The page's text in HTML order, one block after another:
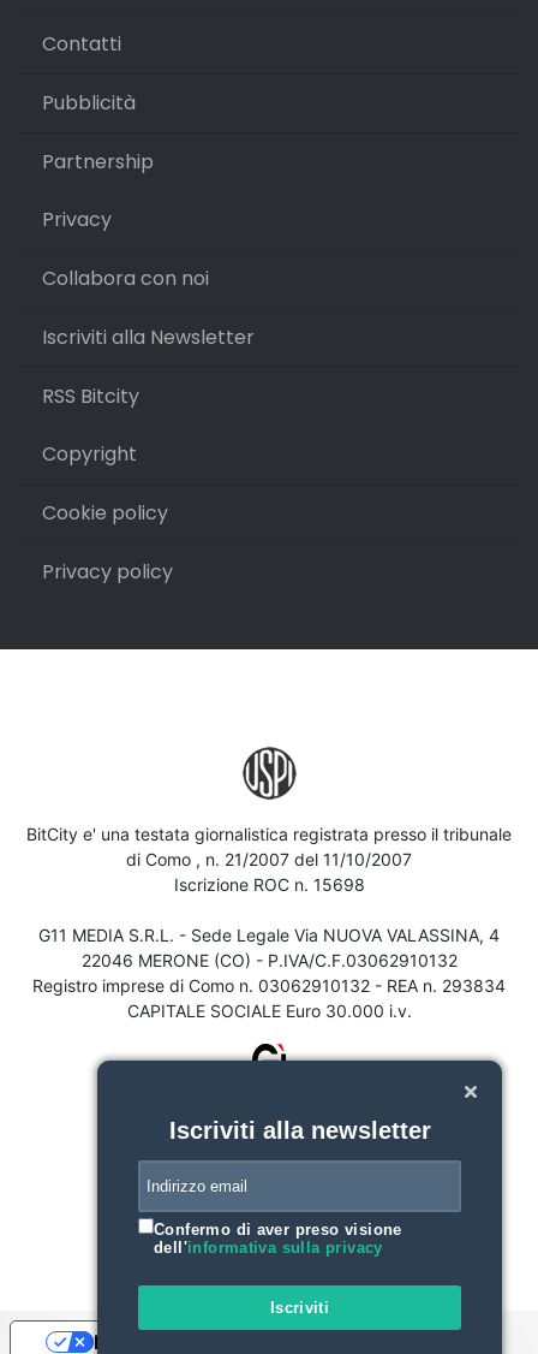
Contatti
Pubblicità
Partnership
Privacy
Collabora con noi
Iscriviti alla Newsletter
RSS Bitcity
Copyright
Cookie policy
Privacy policy
BitCity e' una testata giornalistica registrata presso il tribunale
di Como , n. 21/2007 del 11/10/2007
Iscrizione ROC n. 15698
G11 MEDIA S.R.L. - Sede Legale Via NUOVA VALASSINA, 4
22046 MERONE (CO) - P.IVA/C.F.03062910132
Registro imprese di Como n. 03062910132 - REA n. 293834
CAPITALE SOCIALE Euro 30.000 i.v.
Iscriviti alla newsletter
Confermo di aver preso visione
dell'informativa sulla privacy
Iscriviti
Le tue preferenze relative alla privacy